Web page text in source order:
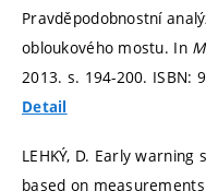
Pravděpodobnostní
obloukového mostu. In
2013. s. 194-200. ISBN:
Detail
LEHKÝ, D. Early
based on